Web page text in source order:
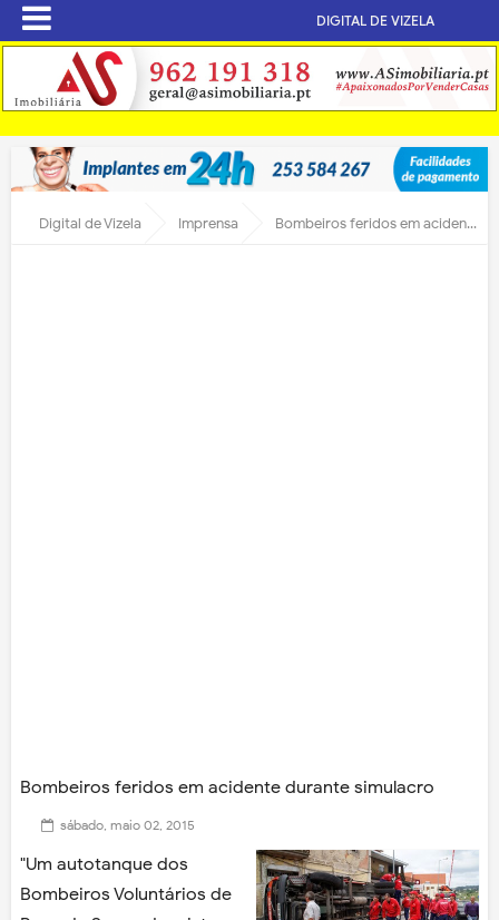
DIGITAL DE VIZELA
Digital de Vizela Imprensa Bombeiros feridos em acidente durante simulacro
Bombeiros feridos em acidente durante simulacro
sábado, maio 02, 2015
"Um autotanque dos
Bombeiros Voluntários de